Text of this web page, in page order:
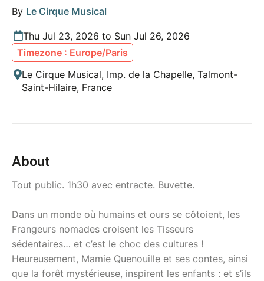
By Le Cirque Musical
Thu Jul 23, 2026 to Sun Jul 26, 2026
Timezone : Europe/Paris
Le Cirque Musical, Imp. de la Chapelle, Talmont-
Saint-Hilaire, France
About
Tout public. 1h30 avec entracte. Buvette.
Dans un monde où humains et ours se côtoient, les
Frangeurs nomades croisent les Tisseurs
sédentaires… et c’est le choc des cultures !
Heureusement, Mamie Quenouille et ses contes, ainsi
que la forêt mystérieuse, inspirent les enfants : et s’ils